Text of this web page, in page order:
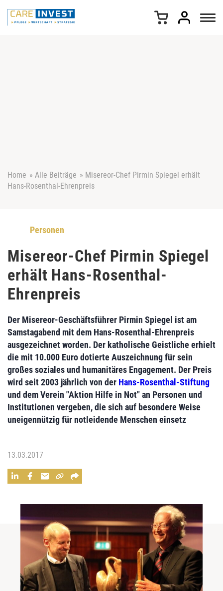
Home » Alle Beiträge » Misereor-Chef Pirmin Spiegel erhält
Hans-Rosenthal-Ehrenpreis
Personen
Misereor-Chef Pirmin Spiegel
erhält Hans-Rosenthal-
Ehrenpreis
Der Misereor-Geschäftsführer Pirmin Spiegel ist am
Samstagabend mit dem Hans-Rosenthal-Ehrenpreis
ausgezeichnet worden. Der katholische Geistliche erhielt
die mit 10.000 Euro dotierte Auszeichnung für sein
großessoziales und humanitäres Engagement. Der Preis
wird seit 2003 jährlich von der Hans-Rosenthal-Stiftung
und dem Verein "Aktion Hilfe in Not" an Personen und
Institutionen vergeben, die sich auf besondere Weise
uneigennützig für notleidende Menschen einsetz
13.03.2017